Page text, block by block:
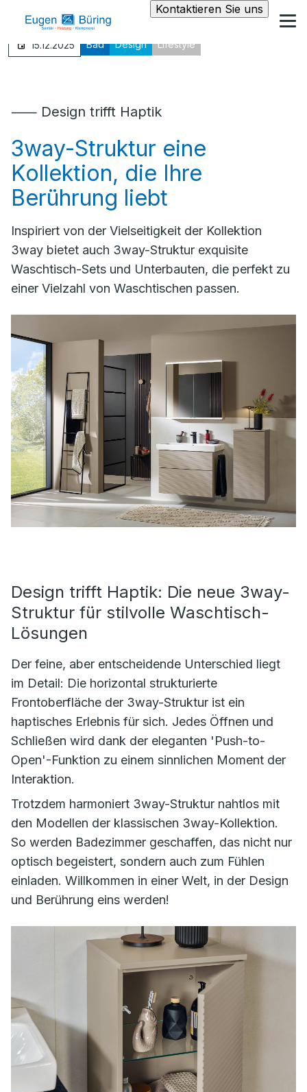
Kontaktieren Sie uns
15.12.2025 Bad Design Lifestyle
⸺ Design trifft Haptik
3way-Struktur eine
Kollektion, die Ihre
Berührung liebt
Inspiriert von der Vielseitigkeit der Kollektion
3way bietet auch 3way-Struktur exquisite
Waschtisch-Sets und Unterbauten, die perfekt zu
einer Vielzahl von Waschtischen passen.
Design trifft Haptik: Die neue 3way-
Struktur für stilvolle Waschtisch-
Lösungen
Der feine, aber entscheidende Unterschied liegt
im Detail: Die horizontal strukturierte
Frontoberfläche der 3way-Struktur ist ein
haptisches Erlebnis für sich. Jedes Öffnen und
Schließen wird dank der eleganten 'Push-to-
Open'-Funktion zu einem sinnlichen Moment der
Interaktion.
Trotzdem harmoniert 3way-Struktur nahtlos mit
den Modellen der klassischen 3way-Kollektion.
So werden Badezimmer geschaffen, das nicht nur
optisch begeistert, sondern auch zum Fühlen
einladen. Willkommen in einer Welt, in der Design
und Berührung eins werden!